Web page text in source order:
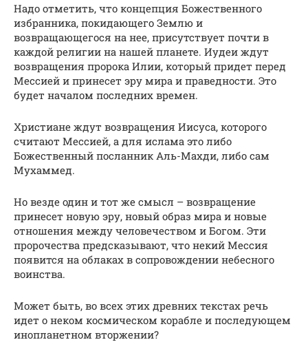
Надо отметить, что концепция Божественного
избранника, покидающего Землю и
возвращающегося на нее, присутствует почти в
каждой религии на нашей планете. Иудеи ждут
возвращения пророка Илии, который придет перед
Мессией и принесет эру мира и праведности. Это
будет началом последних времен.
Христиане ждут возвращения Иисуса, которого
считают Мессией, а для ислама это либо
Божественный посланник Аль-Махди, либо сам
Мухаммед.
Но везде один и тот же смысл – возвращение
принесет новую эру, новый образ мира и новые
отношения между человечеством и Богом. Эти
пророчества предсказывают, что некий Мессия
появится на облаках в сопровождении небесного
воинства.
Может быть, во всех этих древних текстах речь
идет о неком космическом корабле и последующем
инопланетном вторжении?